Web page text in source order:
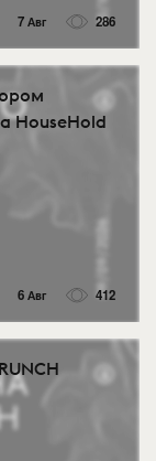
7 Авг 286
HouseHold
6 Авг 412